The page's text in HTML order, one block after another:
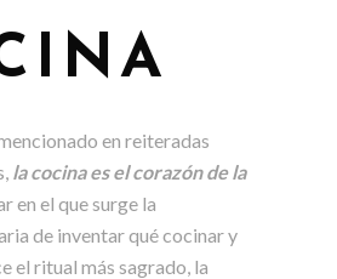
en reiteradas
la cocina es el corazón de la
en el que surge la
de inventar qué cocinar y
el ritual más sagrado, la